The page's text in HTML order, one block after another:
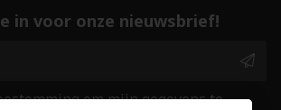
in voor onze nieuwsbrief!
om mijn gegevens te